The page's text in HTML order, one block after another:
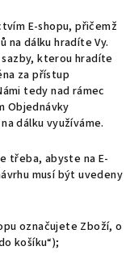
E-shopu, přičemž
na dálku hradíte Vy.
kterou hradíte
za přístup
tedy nad rámec
Objednávky
dálku využíváme.
třeba, abyste na E-
musí být uvedeny
označujete Zboží, o
košíku“);